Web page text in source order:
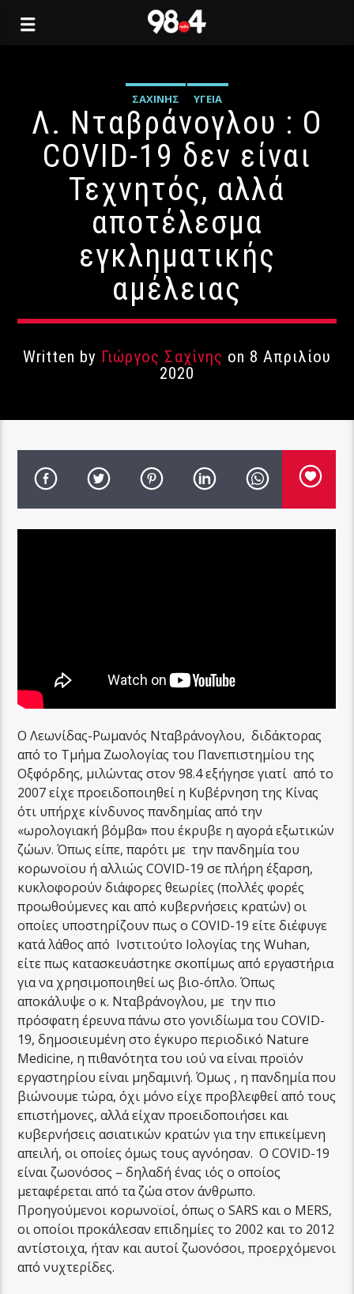
ΣΑΧΊΝΗΣ ΥΓΕΊΑ
Λ. Νταβράνογλου : Ο
COVID-19 δεν είναι
Τεχνητός, αλλά
αποτέλεσμα
εγκληματικής
αμέλειας
Written by Γιώργος Σαχίνης on 8 Απριλίου
2020
Ο Λεωνίδας-Ρωμανός Νταβράνογλου, διδάκτορας
από το Τμήμα Ζωολογίας του Πανεπιστημίου της
Οξφόρδης, μιλώντας στον 98.4 εξήγησε γιατί από το
2007 είχε προειδοποιηθεί η Κυβέρνηση της Κίνας
ότι υπήρχε κίνδυνος πανδημίας από την
«ωρολογιακή βόμβα» που έκρυβε η αγορά εξωτικών
ζώων. Όπως είπε, παρότι με την πανδημία του
κορωνοϊου ή αλλιώς COVID-19 σε πλήρη έξαρση,
κυκλοφορούν διάφορες θεωρίες (πολλές φορές
προωθούμενες και από κυβερνήσεις κρατών) οι
οποίες υποστηρίζουν πως ο COVID-19 είτε διέφυγε
κατά λάθος από Ινστιτούτο Ιολογίας της Wuhan,
είτε πως κατασκευάστηκε σκοπίμως από εργαστήρια
για να χρησιμοποιηθεί ως βιο-όπλο. Όπως
αποκάλυψε ο κ. Νταβράνογλου, με την πιo
πρόσφατη έρευνα πάνω στο γονιδίωμα του COVID-
19, δημοσιευμένη στο έγκυρο περιοδικό Nature
Medicine, η πιθανότητα του ιού να είναι προϊόν
εργαστηρίου είναι μηδαμινή. Όμως , η πανδημία που
βιώνουμε τώρα, όχι μόνο είχε προβλεφθεί από τους
επιστήμονες, αλλά είχαν προειδοποιήσει και
κυβερνήσεις ασιατικών κρατών για την επικείμενη
απειλή, οι οποίες όμως τους αγνόησαν. O COVID-19
είναι ζωονόσος – δηλαδή ένας ιός ο οποίος
μεταφέρεται από τα ζώα στον άνθρωπο.
Προηγούμενοι κορωνοϊοί, όπως o SARS και ο MERS,
οι οποίοι προκάλεσαν επιδημίες το 2002 και το 2012
αντίστοιχα, ήταν και αυτοί ζωονόσοι, προερχόμενοι
από νυχτερίδες.